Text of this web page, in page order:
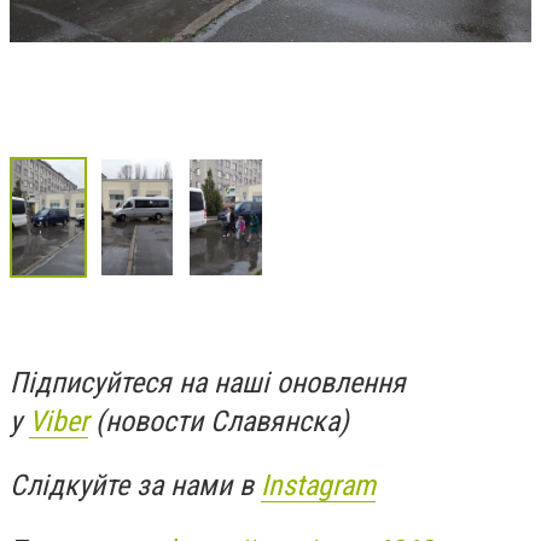
Підписуйтеся на наші оновлення
у Viber(новости Славянска)
Слідкуйте за нами в Instagram